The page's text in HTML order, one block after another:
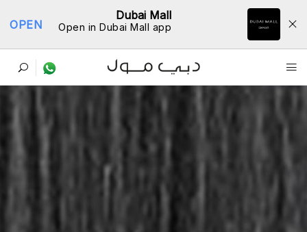
Dubai Mall
Open in Dubai Mall app
OPEN